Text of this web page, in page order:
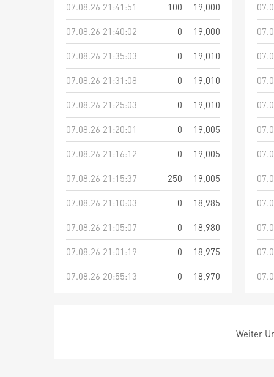
07.08.26 21:41:51
100
19,000
07.08.26 21:40:02
0
19,000
07.08.26 21:35:03
0
19,010
07.08.26 21:31:08
0
19,010
07.08.26 21:25:03
0
19,010
07.08.26 21:20:01
0
19,005
07.08.26 21:16:12
0
19,005
07.08.26 21:15:37
250
19,005
07.08.26 21:10:03
0
18,985
07.08.26 21:05:07
0
18,980
07.08.26 21:01:19
0
18,975
07.08.26 20:55:13
0 18,970
Weiter